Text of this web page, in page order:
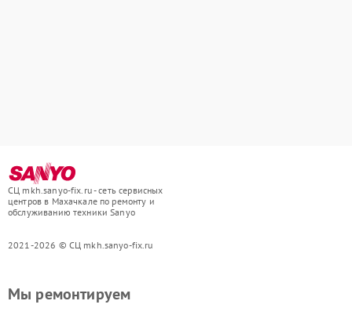
СЦ mkh.sanyo-fix.ru - сеть сервисных
центров в Махачкале по ремонту и
обслуживанию техники Sanyo
2021-2026 © СЦ mkh.sanyo-fix.ru
Мы ремонтируем